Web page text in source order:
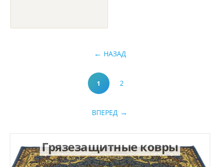
НАЗАД
1 2
ВПЕРЕД
Грязезащитные ковры